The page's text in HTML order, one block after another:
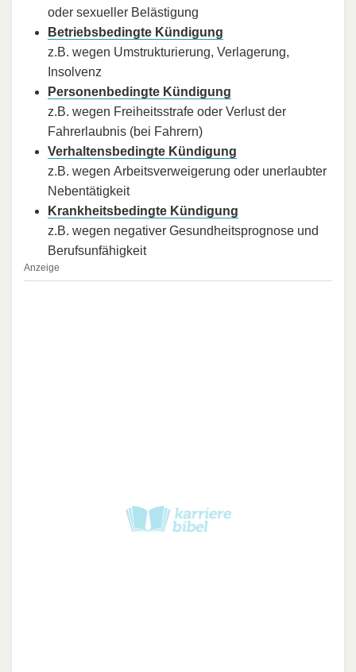
oder sexueller Belästigung
Betriebsbedingte Kündigung
z.B. wegen Umstrukturierung, Verlagerung,
Insolvenz
Personenbedingte Kündigung
z.B. wegen Freiheitsstrafe oder Verlust der
Fahrerlaubnis (bei Fahrern)
Verhaltensbedingte Kündigung
z.B. wegen Arbeitsverweigerung oder unerlaubter
Nebentätigkeit
Krankheitsbedingte Kündigung
z.B. wegen negativer Gesundheitsprognose und
Berufsunfähigkeit
Anzeige